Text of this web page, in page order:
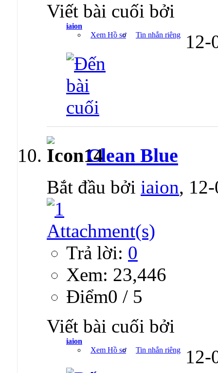
Viết bài cuối bởi
iaion
Xem Hồ sơ
Tin nhắn riêng
Clean Blue
Bắt đầu bởi iaion,
Trả lời: 0
Xem: 23,446
Ðiểm0 / 5
Viết bài cuối bởi
iaion
Xem Hồ sơ
Tin nhắn riêng